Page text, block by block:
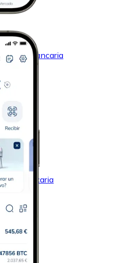
bancaria
bancaria